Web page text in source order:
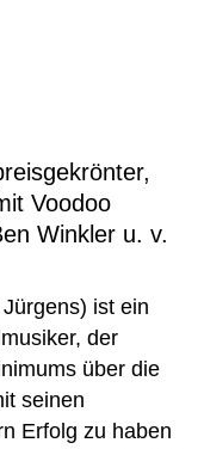
Voodoo
Winkler u. v.
ist ein
der
über die
seinen
Erfolg zu haben